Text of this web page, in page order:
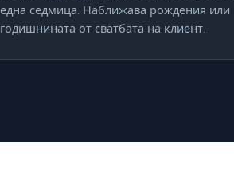
една седмица. Наближава рождения или
годишнината от сватбата на клиент.